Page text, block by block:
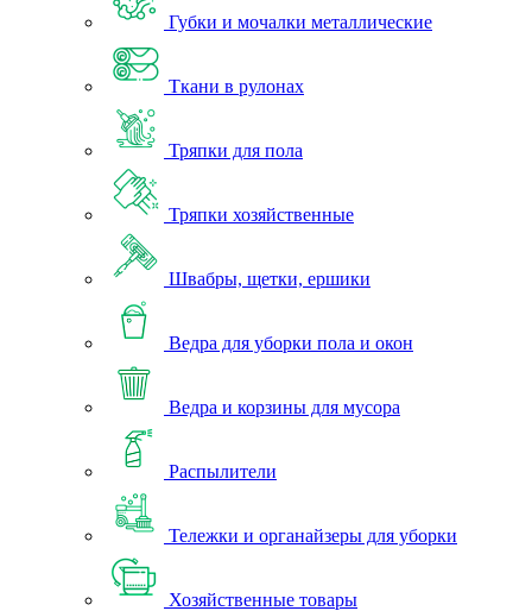
Губки и мочалки металлические
Ткани в рулонах
Тряпки для пола
Тряпки хозяйственные
Швабры, щетки, ершики
Ведра для уборки пола и окон
Ведра и корзины для мусора
Распылители
Тележки и органайзеры для уборки
Хозяйственные товары